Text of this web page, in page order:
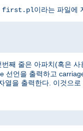
first.pl이라는 파일에
째 줄은 아파치(혹은 사
언을 출력하고
열을 출력한다. 이것으로